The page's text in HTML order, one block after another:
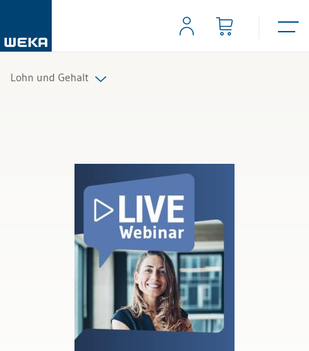
Lohn und Gehalt